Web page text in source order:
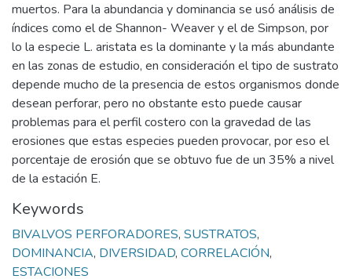
muertos. Para la abundancia y dominancia se usó análisis de
índices como el de Shannon- Weaver y el de Simpson, por
lo la especie L. aristata es la dominante y la más abundante
en las zonas de estudio, en consideración el tipo de sustrato
depende mucho de la presencia de estos organismos donde
desean perforar, pero no obstante esto puede causar
problemas para el perfil costero con la gravedad de las
erosiones que estas especies pueden provocar, por eso el
porcentaje de erosión que se obtuvo fue de un 35% a nivel
de la estación E.
Keywords
BIVALVOS PERFORADORES, SUSTRATOS,
DOMINANCIA, DIVERSIDAD, CORRELACIÓN,
ESTACIONES